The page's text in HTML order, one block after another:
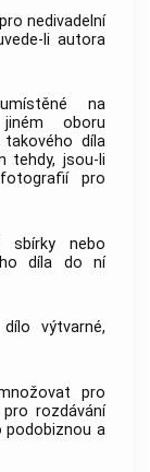
nedivadelní
li autora
na
oboru
díla
tehdy, jsou-li
pro
sbírky nebo
díla do ní
výtvarné,
pro
rozdávání
podobiznou a